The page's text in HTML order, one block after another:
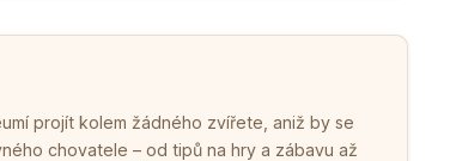
projít kolem žádného zvířete, aniž by se
chovatele – od tipů na hry a zábavu až